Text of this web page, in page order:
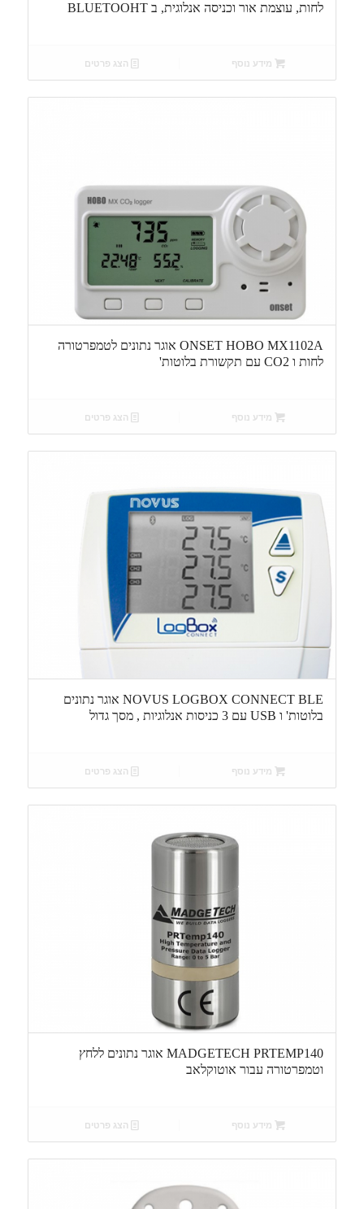
לחות, עוצמת אור וכניסה אנלוגית, ב BLUETOOHT
מידע נוסף הצג פרטים
ONSET HOBO MX1102A אוגר נתונים לטמפרטורה
לחות ו CO2 עם תקשורת בלוטות'
מידע נוסף הצג פרטים
NOVUS LOGBOX CONNECT BLE אוגר נתונים
בלוטות' ו USB עם 3 כניסות אנלוגיות , מסך גדול
מידע נוסף הצג פרטים
MADGETECH PRTEMP140 אוגר נתונים ללחץ
וטמפרטורה עבור אוטוקלאב
מידע נוסף הצג פרטים